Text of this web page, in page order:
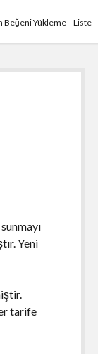
Beğeni Yükleme Liste
Yeni
tarife